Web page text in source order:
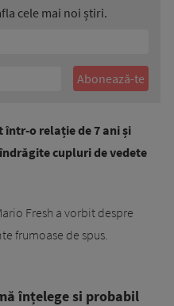
cele mai noi știri.
într-o relație de 7 ani și
cupluri de vedete
Fresh a vorbit despre
frumoase de spus.
înțelege si probabil